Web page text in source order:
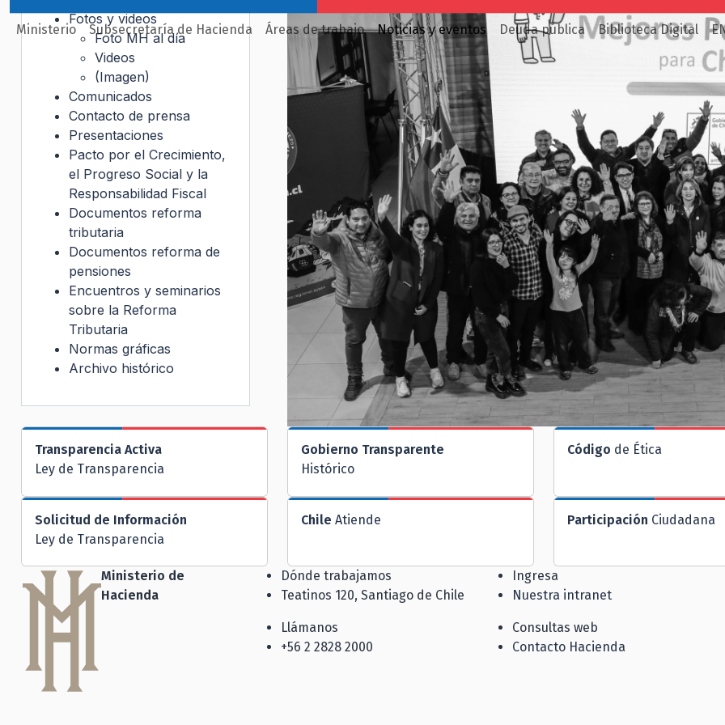
Ministerio Subsecretaría de Hacienda Áreas de trabajo Noticias y eventos Deuda pública Biblioteca Digital
Fotos y videos
Foto MH al día
Videos
(Imagen)
Comunicados
Contacto de prensa
Presentaciones
Pacto por el Crecimiento,
el Progreso Social y la
Responsabilidad Fiscal
Documentos reforma
tributaria
Documentos reforma de
pensiones
Encuentros y seminarios
sobre la Reforma
Tributaria
Normas gráficas
Archivo histórico
Transparencia Activa
Ley de Transparencia
Gobierno Transparente
Histórico
Código de Ética
Solicitud de Información
Ley de Transparencia
Chile Atiende Participación Ciudadana
Ministerio de
Hacienda
Dónde trabajamos
Teatinos 120, Santiago de Chile
Llámanos
+56 2 2828 2000
Ingresa
Nuestra intranet
Consultas web
Contacto Hacienda